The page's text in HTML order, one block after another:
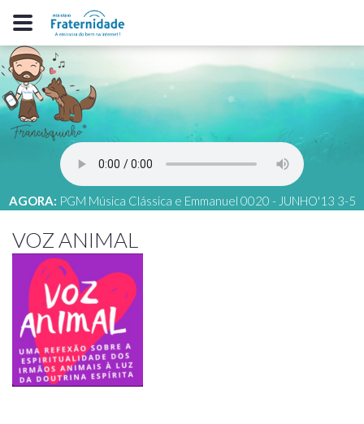
AGORA: PGM Música Clássica e Emmanuel 0020 - JUNHO'13 3-5
VOZ ANIMAL